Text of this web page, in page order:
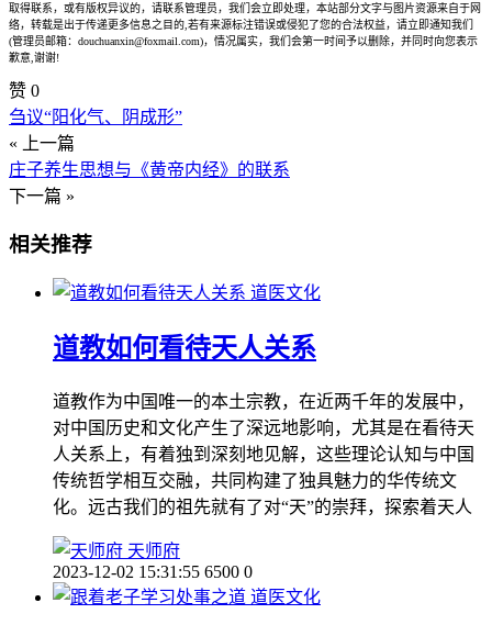
取得联系，或有版权异议的，请联系管理员，我们会立即处理，本站部分文字与图片资源来自于网
络，转载是出于传递更多信息之目的,若有来源标注错误或侵犯了您的合法权益，请立即通知我们
(管理员邮箱：douchuanxin@foxmail.com)，情况属实，我们会第一时间予以删除，并同时向您表示
歉意,谢谢!
赞 0
刍议“阳化气、阴成形”
« 上一篇
庄子养生思想与《黄帝内经》的联系
下一篇 »
相关推荐
道医文化
道教如何看待天人关系
道教作为中国唯一的本土宗教，在近两千年的发展中，
对中国历史和文化产生了深远地影响，尤其是在看待天
人关系上，有着独到深刻地见解，这些理论认知与中国
传统哲学相互交融，共同构建了独具魅力的华传统文
化。远古我们的祖先就有了对“天”的崇拜，探索着天人
天师府
2023-12-02 15:31:55 6500 0
道医文化